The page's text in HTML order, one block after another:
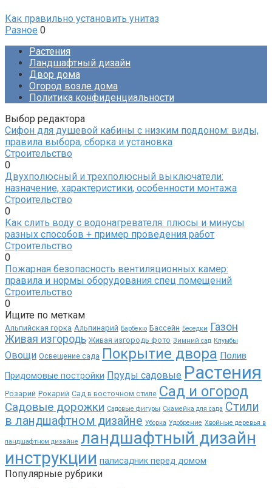
Как правильно установить унитаз
Разное 0
Растения
Ландшафтный дизайн
Двор дома
Огород возле дома
Политика конфиденциальности
Выбор редактора
Сифон для душевой кабины с низким поддоном: виды,
правила выбора, сборка и установка
Строительство
0
Двухполюсный и трехполюсный выключатели:
назначение, характеристики, особенности монтажа
Строительство
0
Как слить воду с водонагревателя: плюсы и минусы
разных способов + пример проведения работ
Строительство
0
Пожарная безопасность вентиляционных камер:
правила и нормы оборудования спец помещений
Строительство
0
Ищите по меткам
Альпийская горка Альпинарий Барбекю Бассейн Беседки Газон
Живая изгородь Живая изгородь фото Зимний сад Клумбы
Овощи Освещение сада Покрытие двора Полив
Придомовые постройки Пруды садовые Растения
Розарий Рокарий Сад в восточном стиле Сад и огород
Садовые дорожки Садовые фигуры Скамейка для сада Стили
в ландшафтном дизайне Уборка Удобрение Хвойные деревья в
ландшафтном дизайне ландшафтный дизайн
инструкции палисадник перед домом
Популярные рубрики